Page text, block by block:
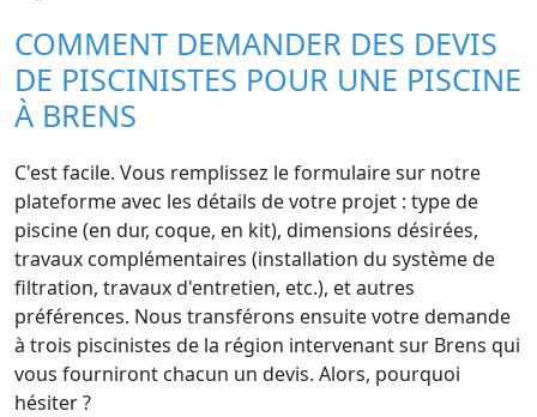
COMMENT DEMANDER DES DEVIS
DE PISCINISTES POUR UNE PISCINE
À BRENS
C'est facile. Vous remplissez le formulaire sur notre
plateforme avec les détails de votre projet : type de
piscine (en dur, coque, en kit), dimensions désirées,
travaux complémentaires (installation du système de
filtration, travaux d'entretien, etc.), et autres
préférences. Nous transférons ensuite votre demande
à trois piscinistes de la région intervenant sur Brens qui
vous fourniront chacun un devis. Alors, pourquoi
hésiter ?